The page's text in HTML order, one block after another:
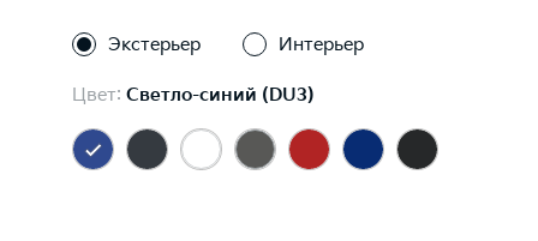
Экстерьер Интерьер
Цвет: Светло-синий (DU3)